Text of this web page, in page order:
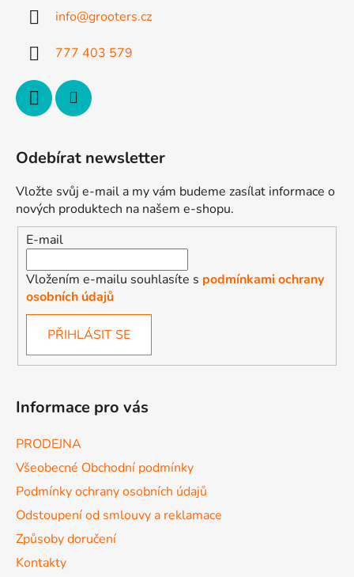
info@grooters.cz
777 403 579
Odebírat newsletter
Vložte svůj e-mail a my vám budeme zasílat informace o
nových produktech na našem e-shopu.
E-mail
Vložením e-mailu souhlasíte s podmínkami ochrany
osobních údajů
PŘIHLÁSIT SE
Informace pro vás
PRODEJNA
Všeobecné Obchodní podmínky
Podmínky ochrany osobních údajů
Odstoupení od smlouvy a reklamace
Způsoby doručení
Kontakty